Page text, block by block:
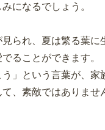
になるでしょう。
られ、夏は繁る葉に
ることができます。
う」という言葉が、家
、素敵ではありませ